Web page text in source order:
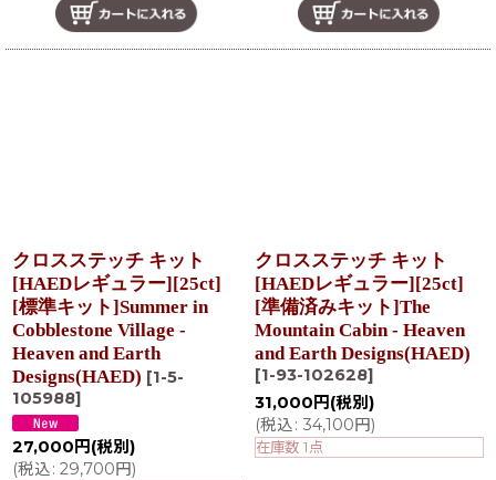
クロスステッチ キット
[HAEDレギュラー][25ct]
[標準キット]Summer in
Cobblestone Village -
Heaven and Earth
Designs(HAED) [1-5-
105988]
27,000 円 (税別)
(税込: 29,700円)
クロスステッチ キット
[HAEDレギュラー][25ct]
[準備済みキット]The
Mountain Cabin - Heaven
and Earth Designs(HAED)
[1-93-102628]
31,000 円 (税別)
(税込: 34,100円)
在庫数 1点